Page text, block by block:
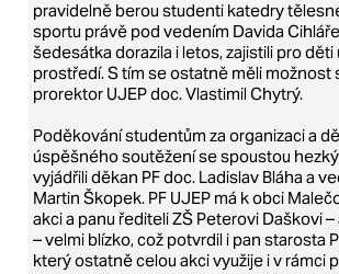
pravidelně berou studenti katedry
sportu právě pod vedením Davida
šedesátka dorazila i letos, zajistili pro děti
prostředí. S tím se ostatně měli možnost
prorektor UJEP doc. Vlastimil Chytrý.
Poděkování studentům za organizaci a
úspěšného soutěžení se spoustou
vyjádřili děkan PF doc. Ladislav Bláha a
Martin Škopek. PF UJEP má k obci
akci a panu řediteli ZŠ Peterovi Daškovi
– velmi blízko, což potvrdil i pan starosta
který ostatně celou akci využije i v rámci